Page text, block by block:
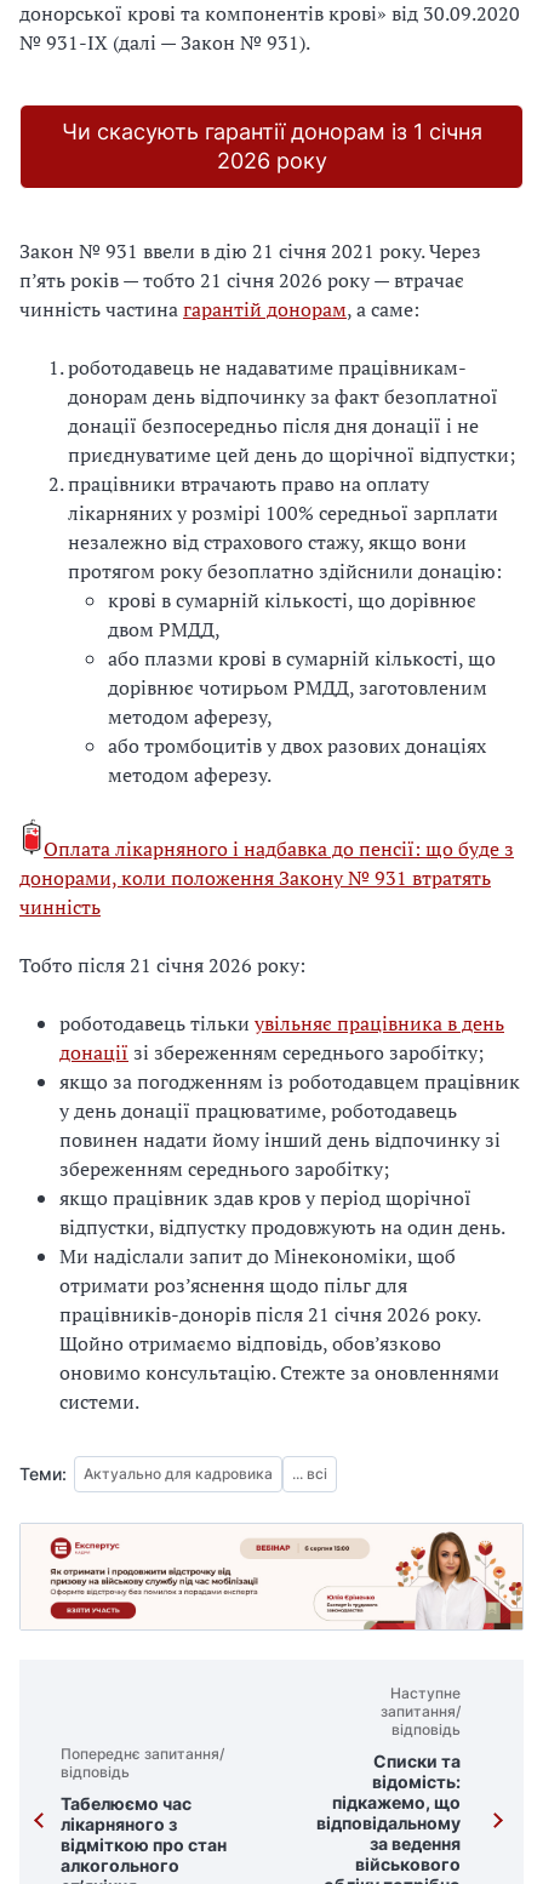
донорської крові та компонентів крові» від 30.09.2020
№ 931-IX (далі — Закон № 931).
Чи скасують гарантії донорам із 1 січня
2026 року
Закон № 931 ввели в дію 21 січня 2021 року. Через
п’ять років — тобто 21 січня 2026 року — втрачає
чинність частинагарантій донорам, а саме:
роботодавець не надаватиме працівникам-
донорам день відпочинку за факт безоплатної
донації безпосередньо після дня донації і не
приєднуватиме цей день до щорічної відпустки;
працівники втрачають право на оплату
лікарняних у розмірі 100% середньої зарплати
незалежно від страхового стажу, якщо вони
протягом року безоплатно здійснили донацію:
крові в сумарній кількості, що дорівнює
двом РМДД,
або плазми крові в сумарній кількості, що
дорівнює чотирьом РМДД, заготовленим
методом аферезу,
або тромбоцитів у двох разових донаціях
методом аферезу.
Оплата лікарняного і надбавка до пенсії: що буде з
донорами, коли положення Закону № 931 втратять
чинність
Тобто після 21 січня 2026 року:
роботодавець тільки увільняє працівника в день
донації зі збереженням середнього заробітку;
якщо за погодженням із роботодавцем працівник
у день донації працюватиме, роботодавець
повинен надати йому інший день відпочинку зі
збереженням середнього заробітку;
якщо працівник здав кров у період щорічної
відпустки, відпустку продовжують на один день.
Ми надіслали запит до Мінекономіки, щоб
отримати роз’яснення щодо пільг для
працівників-донорів після 21 січня 2026 року.
Щойно отримаємо відповідь, обов’язково
оновимо консультацію. Стежте за оновленнями
системи.
Теми: Актуально для кадровика ... всі
Попереднє запитання/
відповідь
Табелюємо час
лікарняного з
відміткою про стан
алкогольного
Наступне
запитання/
відповідь
Списки та
відомість:
підкажемо, що
відповідальному
за ведення
військового